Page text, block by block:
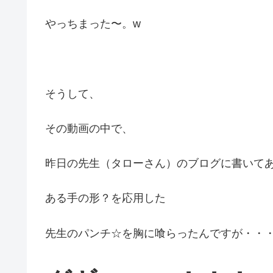
やっちまった〜。w
そうして、
その動画の中で、
昨日の先生（タローさん）のブログに書いて
ある手の形？を応用した
先生のパンチ☆を胸に喰らったんですが・・・